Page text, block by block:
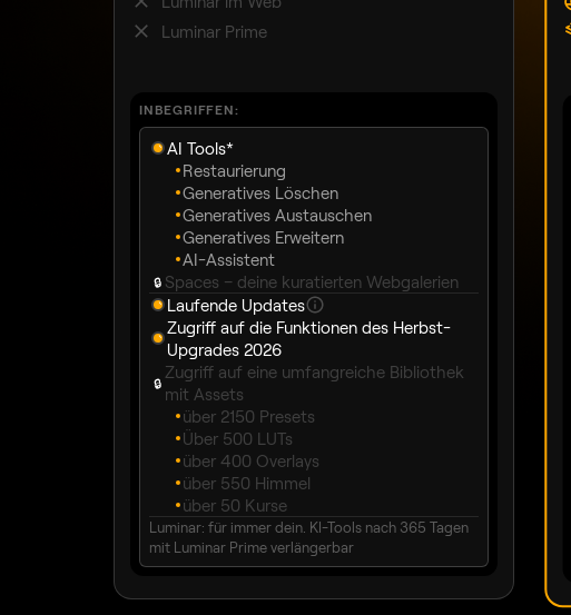
Luminar Prime
INBEGRIFFEN:
AI Tools*
Restaurierung
Generatives Löschen
Generatives Austauschen
Generatives Erweitern
AI-Assistent
🔒︎ Spaces – deine kuratierten Webgalerien
Laufende Updates
Zugriff auf die Funktionen des Herbst-
Upgrades 2026
🔒︎
Zugriff auf eine umfangreiche Bibliothek
mit Assets
über 2150 Presets
Über 500 LUTs
über 400 Overlays
über 550 Himmel
über 50 Kurse
Luminar: für immer dein. KI-Tools nach 365 Tagen
mit Luminar Prime verlängerbar